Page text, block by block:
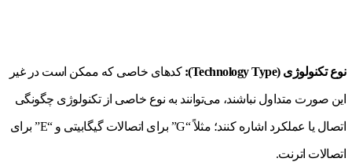
نوع تکنولوژی (Technology Type): کدهای خاصی که ممکن است در غیر
این صورت متداول نباشند، می‌توانند به نوع خاصی از تکنولوژی چگونگی
اتصال یا عملکرد اشاره کنند؛ مثلاً “G” برای اتصالات گیگابیتی و “E” برای
اتصالات اترنت.